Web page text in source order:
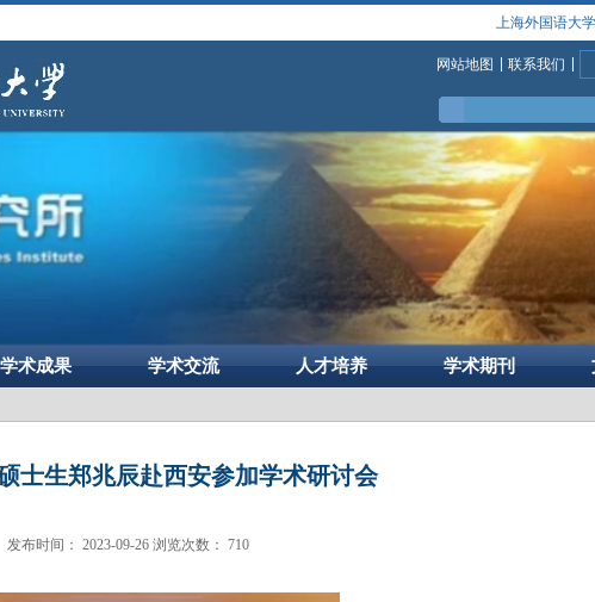
上海外国语大
网站地图 联系我们
学术成果 学术交流 人才培养 学术期刊
士生郑兆辰赴西安参加学术研讨会
发布时间： 2023-09-26 浏览次数： 710